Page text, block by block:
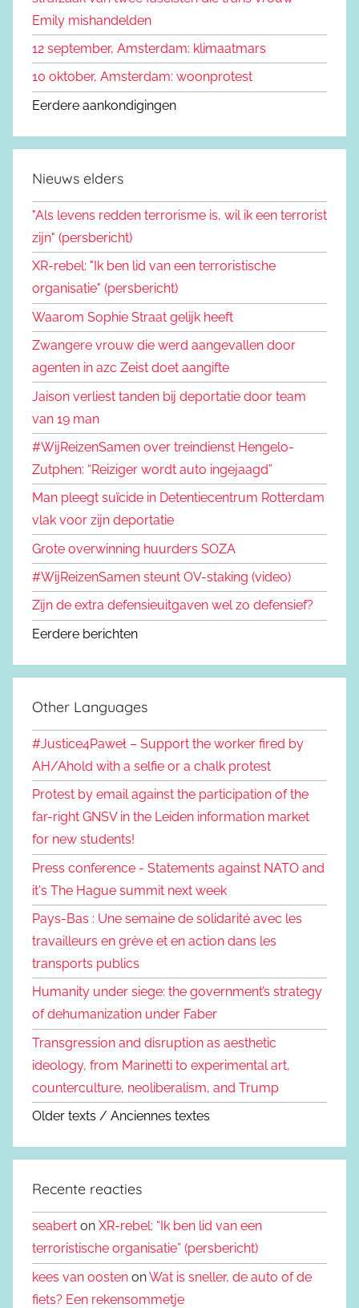
Emily mishandelden
12 september, Amsterdam: klimaatmars
10 oktober, Amsterdam: woonprotest
Eerdere aankondigingen
Nieuws elders
"Als levens redden terrorisme is, wil ik een terrorist
zijn" (persbericht)
XR-rebel: "Ik ben lid van een terroristische
organisatie" (persbericht)
Waarom Sophie Straat gelijk heeft
Zwangere vrouw die werd aangevallen door
agenten in azc Zeist doet aangifte
Jaison verliest tanden bij deportatie door team
van 19 man
#WijReizenSamen over treindienst Hengelo-
Zutphen: “Reiziger wordt auto ingejaagd”
Man pleegt suïcide in Detentiecentrum Rotterdam
vlak voor zijn deportatie
Grote overwinning huurders SOZA
#WijReizenSamen steunt OV-staking (video)
Zijn de extra defensieuitgaven wel zo defensief?
Eerdere berichten
Other Languages
#Justice4Paweł – Support the worker fired by
AH/Ahold with a selfie or a chalk protest
Protest by email against the participation of the
far-right GNSV in the Leiden information market
for new students!
Press conference - Statements against NATO and
it's The Hague summit next week
Pays-Bas : Une semaine de solidarité avec les
travailleurs en grève et en action dans les
transports publics
Humanity under siege: the government’s strategy
of dehumanization under Faber
Transgression and disruption as aesthetic
ideology, from Marinetti to experimental art,
counterculture, neoliberalism, and Trump
Older texts / Anciennes textes
Recente reacties
seabert on XR-rebel: “Ik ben lid van een
terroristische organisatie” (persbericht)
kees van oosten onWat is sneller, de auto of de
fiets? Een rekensommetje